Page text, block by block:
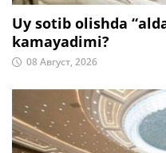
Uy sotib olishda
kamayadimi?
08 Август, 2026